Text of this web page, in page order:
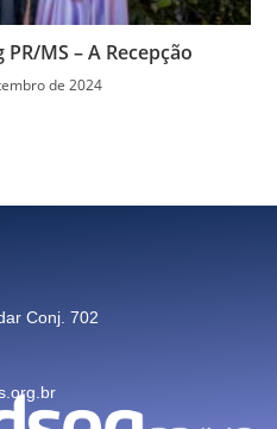
MS – A Recepção
de 2024
Conj. 702